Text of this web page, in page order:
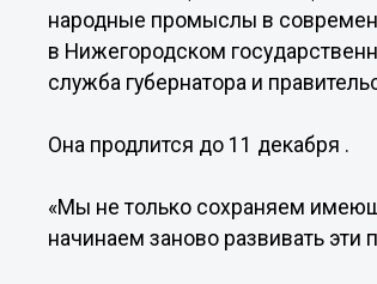
народные промыслы в
в Нижегородском
служба губернатора и
Она продлится до 11 декабря .
«Мы не только сохраняем
начинаем заново развивать